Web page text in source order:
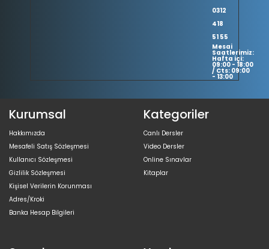
0312
418
51 55
Mesai
Saatlerimiz:
Hafta içi:
09:00 - 18:00
/ Cts: 09:00
- 13:00
Kurumsal
Hakkımızda
Mesafeli Satış Sözleşmesi
Kullanıcı Sözleşmesi
Gizlilik Sözleşmesi
Kişisel Verilerin Korunması
Adres/Kroki
Banka Hesap Bilgileri
Kategoriler
Canlı Dersler
Video Dersler
Online Sınavlar
Kitaplar